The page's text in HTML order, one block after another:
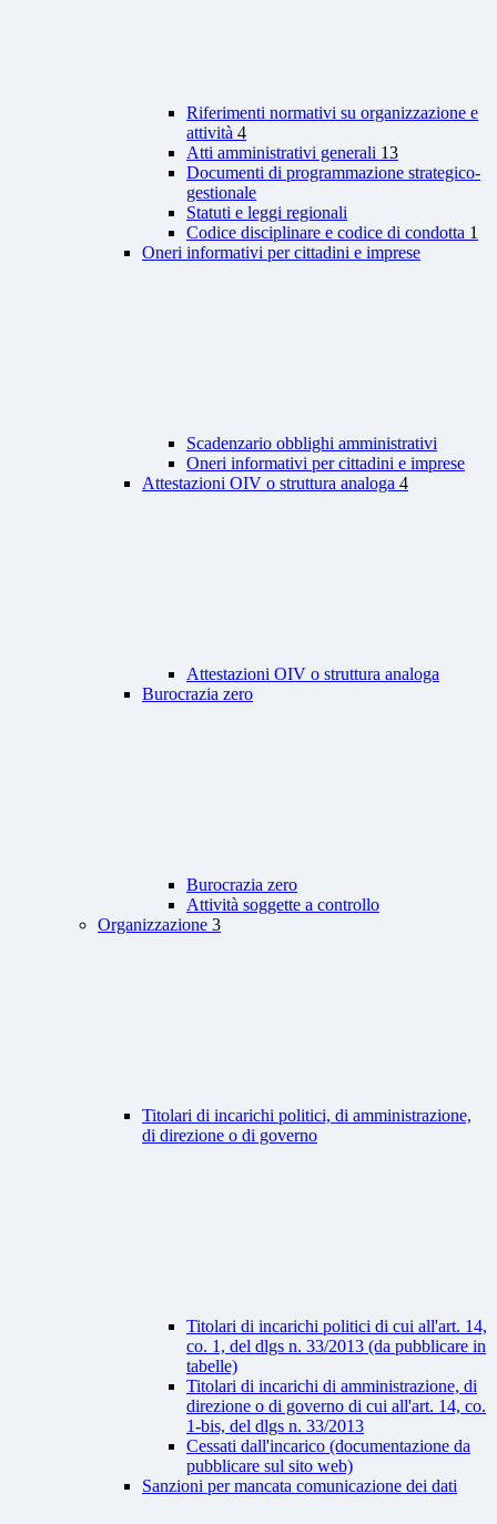
Riferimenti normativi su organizzazione e
attività 4
Atti amministrativi generali 13
Documenti di programmazione strategico-
gestionale
Statuti e leggi regionali
Codice disciplinare e codice di condotta 1
Oneri informativi per cittadini e imprese
Scadenzario obblighi amministrativi
Oneri informativi per cittadini e imprese
Attestazioni OIV o struttura analoga 4
Attestazioni OIV o struttura analoga
Burocrazia zero
Burocrazia zero
Attività soggette a controllo
Organizzazione 3
Titolari di incarichi politici, di amministrazione,
di direzione o di governo
Titolari di incarichi politici di cui all'art. 14,
co. 1, del dlgs n. 33/2013 (da pubblicare in
tabelle)
Titolari di incarichi di amministrazione, di
direzione o di governo di cui all'art. 14, co.
1-bis, del dlgs n. 33/2013
Cessati dall'incarico (documentazione da
pubblicare sul sito web)
Sanzioni per mancata comunicazione dei dati